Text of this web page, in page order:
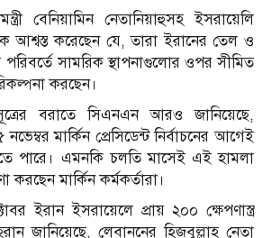
বেনিয়ামিন নেতানিয়াহুসহ ইসরায়েলি
আশ্বস্ত করেছেন যে, তারা ইরানের তেল ও
পরিবর্তে সামরিক স্থাপনাগুলোর ওপর সীমিত
করছেন।
বরাতে সিএনএন আরও জানিয়েছে,
মার্কিন প্রেসিডেন্ট নির্বাচনের আগেই
পারে। এমনকি চলতি মাসেই এই হামলা
করছেন মার্কিন কর্মকর্তারা।
ইরান ইসরায়েলে প্রায় ২০০ ক্ষেপণাস্ত্র
জানিয়েছে, লেবাননের হিজবুল্লাহ নেতা